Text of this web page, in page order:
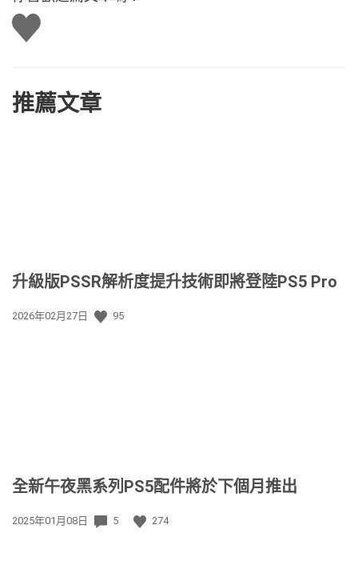
讚
推薦文章
升級版PSSR解析度提升技術即將登陸PS5 Pro
發
2026年02月27日 95
全新午夜黑系列PS5配件將於下個月推出
發
2025年01月08日 5 274